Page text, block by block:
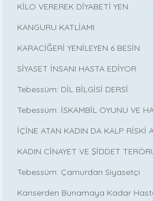
KİLO VEREREK DİYABETİ YEN
KANGURU KATLİAMI
KARACİĞERİ YENİLEYEN 6 BESİN
SİYASET İNSANI HASTA EDİYOR
Tebessüm: DİL BİLGİSİ DERSİ
Tebessüm: İSKAMBİL OYUNU VE
İÇİNE ATAN KADIN DA KALP RİSKİ
KADIN CİNAYET VE ŞİDDET
Tebessüm: Çamurdan Siyasetçi
Kanserden Bunamaya Kadar